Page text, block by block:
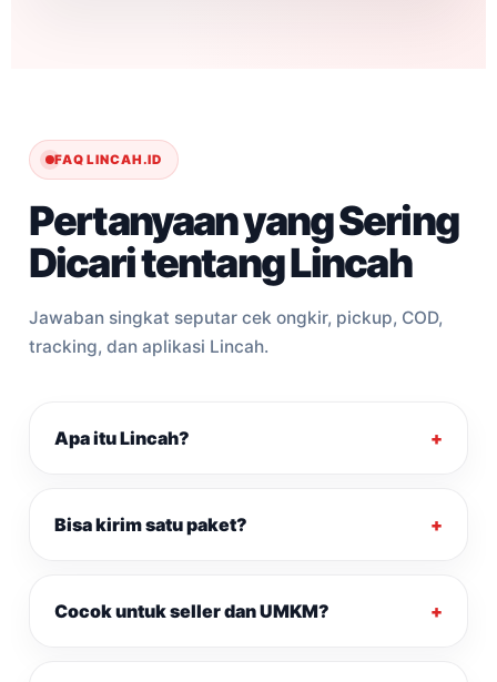
FAQ LINCAH.ID
Pertanyaan yang Sering
Dicari tentang Lincah
Jawaban singkat seputar cek ongkir, pickup, COD,
tracking, dan aplikasi Lincah.
Apa itu Lincah?
Bisa kirim satu paket?
Cocok untuk seller dan UMKM?